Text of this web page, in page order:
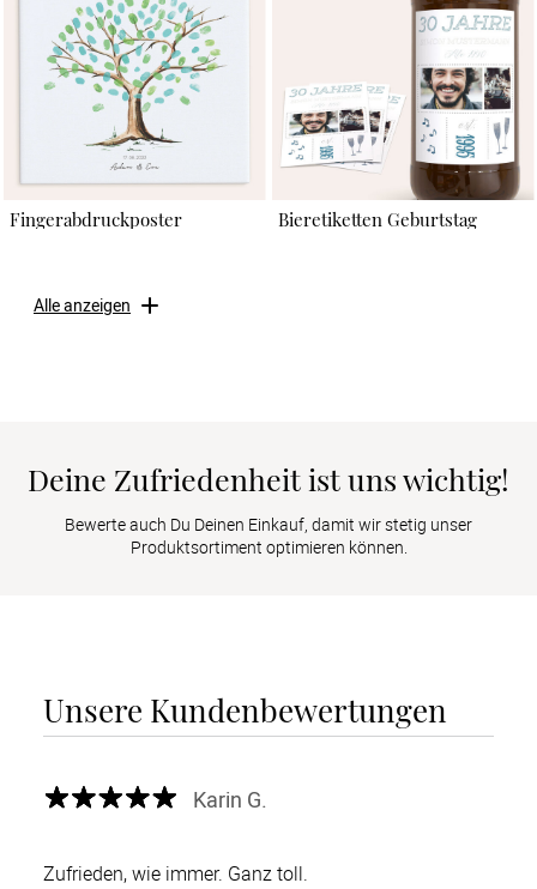
Fingerabdruckposter Bieretiketten Geburtstag
Alle anzeigen
Deine Zufriedenheit ist uns wichtig!
Bewerte auch Du Deinen Einkauf, damit wir stetig unser
Produktsortiment optimieren können.
Unsere Kundenbewertungen
Karin G.
Zufrieden, wie immer. Ganz toll.